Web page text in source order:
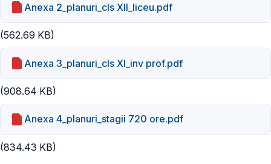
Anexa 2_planuri_cls XII_liceu.pdf
(562.69 KB)
Anexa 3_planuri_cls XI_inv prof.pdf
(908.64 KB)
Anexa 4_planuri_stagii 720 ore.pdf
(834.43 KB)